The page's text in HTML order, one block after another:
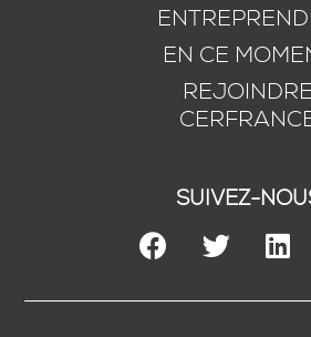
EN CE
REJOINDRE
SUIVEZ-